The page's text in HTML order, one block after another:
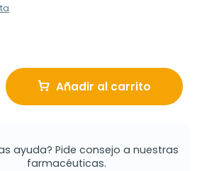
Añadir al carrito
ayuda? Pide consejo a nuestras
farmacéuticas.